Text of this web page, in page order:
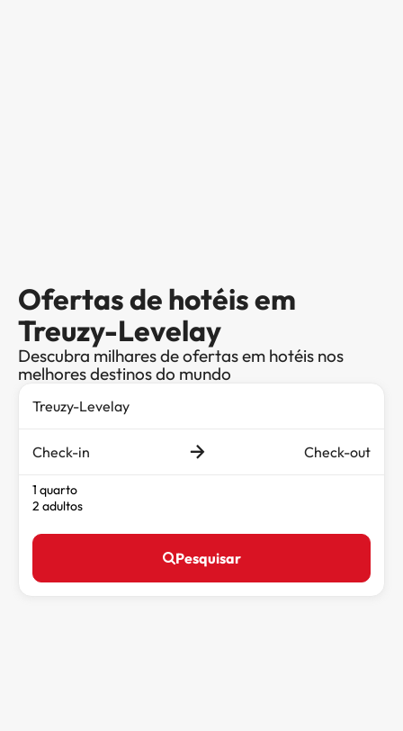
Ofertas de hotéis em
Treuzy-Levelay
Descubra milhares de ofertas em hotéis nos
melhores destinos do mundo
Check-in Check-out
1 quarto
2 adultos
Pesquisar